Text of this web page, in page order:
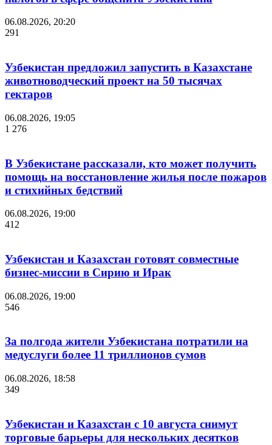
06.08.2026, 20:20
291
Узбекистан предложил запустить в Казахстане
животноводческий проект на 50 тысячах
гектаров
06.08.2026, 19:05
1 276
В Узбекистане рассказали, кто может получить
помощь на восстановление жилья после пожаров
и стихийных бедствий
06.08.2026, 19:00
412
Узбекистан и Казахстан готовят совместные
бизнес-миссии в Сирию и Ирак
06.08.2026, 19:00
546
За полгода жители Узбекистана потратили на
медуслуги более 11 триллионов сумов
06.08.2026, 18:58
349
Узбекистан и Казахстан с 10 августа снимут
торговые барьеры для нескольких десятков